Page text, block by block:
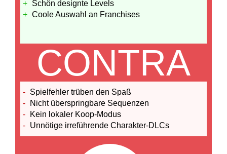
Schön designte Levels
Coole Auswahl an Franchises
CONTRA
Spielfehler trüben den Spaß
Nicht überspringbare Sequenzen
Kein lokaler Koop-Modus
Unnötige irreführende Charakter-DLCs